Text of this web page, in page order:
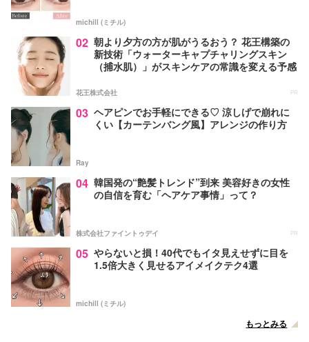
michill (ミチル)
02 朝より夕方の方が肌がうるおう？ 花王構築の
新技術「ウォーターキャプチャリングスキン
（捕水肌）」がスキンケアの常識を変える予感
花王株式会社 PR
03 ヘアピンでお手軽にできる♡ 涼しげで崩れに
くい【カーテンバング風】アレンジの作り方
Ray
04 韓国発の“艶髪トレンド”到来 美容好きの女性
の自信を育む「ヘアケア事情」って？
株式会社ファイントゥデイ PR
05 やらないと損！40代でもイタ見えせずに目を
1.5倍大きく見せるアイメイクテク4選
michill (ミチル)
もっとみる